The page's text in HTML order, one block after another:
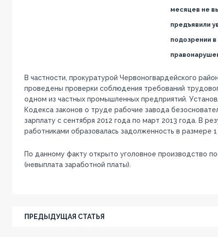
месяцев не
предъявили
подозрении
В частности, прокуратурой Червоногвардейского
проведены проверки соблюдения требований
одном из частных промышленных предприятий.
Кодекса законов о труде рабочие завода
зарплату с сентября 2012 года по март 2013 года. В
работниками образовалась задолженность в размере 1
По данному факту открыто уголовное производство по
(невыплата заработной платы).
ПРЕДЫДУЩАЯ СТАТЬЯ